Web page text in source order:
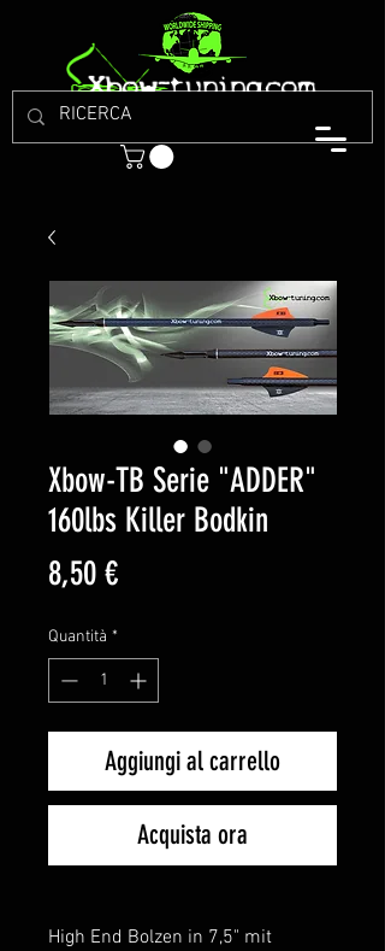
Xbow-TB Serie "ADDER"
160lbs Killer Bodkin
8,50 €Prezzo
Quantità *
Aggiungi al carrello
Acquista ora
High End Bolzen in 7,5" mit